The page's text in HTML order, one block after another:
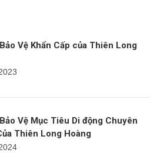
Vệ Khẩn Cấp của Thiên Long
Vệ Mục Tiêu Di động Chuyên
Thiên Long Hoàng